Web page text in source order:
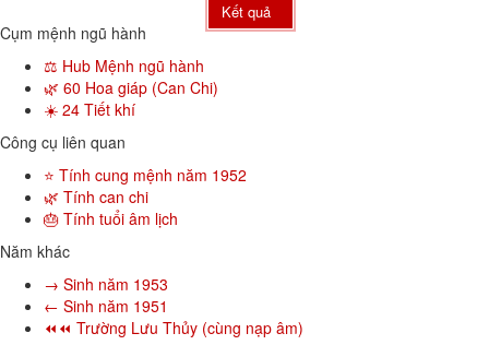
Kết quả
Cụm mệnh ngũ hành
⚖️ Hub Mệnh ngũ hành
🌿 60 Hoa giáp (Can Chi)
☀️ 24 Tiết khí
Công cụ liên quan
⭐ Tính cung mệnh năm 1952
🌿 Tính can chi
🎂 Tính tuổi âm lịch
Năm khác
→ Sinh năm 1953
← Sinh năm 1951
⏪⏪ Trường Lưu Thủy (cùng nạp âm)